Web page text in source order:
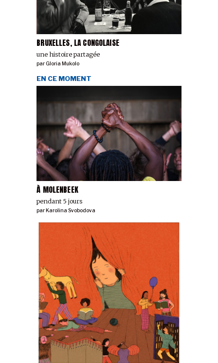
BRUXELLES, LA CONGOLAISE
une histoire partagée
parGloria Mukolo
À MOLENBEEK
pendant 5 jours
EN CE MOMENT
parKarolina Svobodova